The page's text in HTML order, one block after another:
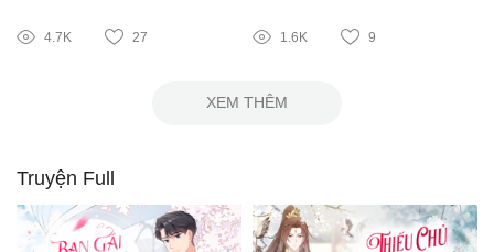
4.7K 27 1.6K 9
XEM THÊM
Truyện Full